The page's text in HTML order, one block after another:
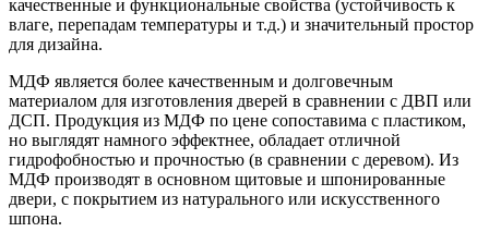
качественные и функциональные свойства (устойчивость к
влаге, перепадам температуры и т.д.) и значительный простор
для дизайна.
МДФ является более качественным и долговечным
материалом для изготовления дверей в сравнении с ДВП или
ДСП. Продукция из МДФ по цене сопоставима с пластиком,
но выглядят намного эффектнее, обладает отличной
гидрофобностью и прочностью (в сравнении с деревом). Из
МДФ производят в основном щитовые и шпонированные
двери, с покрытием из натурального или искусственного
шпона.